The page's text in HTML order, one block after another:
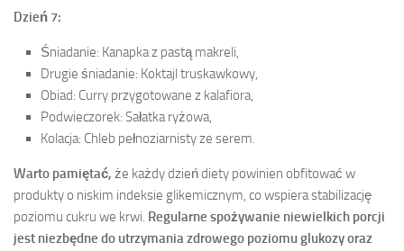
Dzień 7:
Śniadanie: Kanapka z pastą makreli,
Drugie śniadanie: Koktajl truskawkowy,
Obiad: Curry przygotowane z kalafiora,
Podwieczorek: Sałatka ryżowa,
Kolacja: Chleb pełnoziarnisty ze serem.
Warto pamiętać, że każdy dzień diety powinien obfitować w
produkty o niskim indeksie glikemicznym, co wspiera stabilizację
poziomu cukru we krwi. Regularne spożywanie niewielkich porcji
jest niezbędne do utrzymania zdrowego poziomu glukozy oraz